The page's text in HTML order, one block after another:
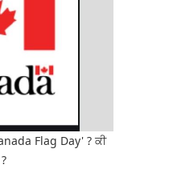
Flag Day' ? ਕੀ